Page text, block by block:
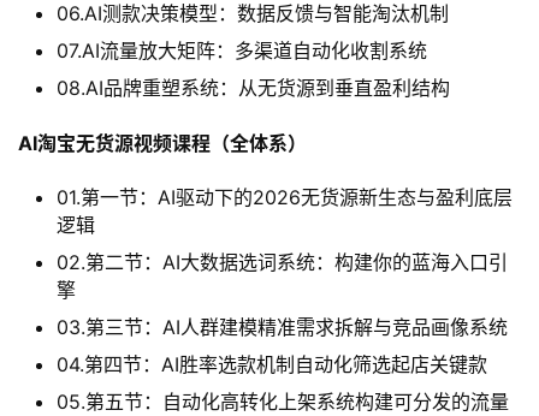
06.AI测款决策模型：数据反馈与智能淘汰机制
07.AI流量放大矩阵：多渠道自动化收割系统
08.AI品牌重塑系统：从无货源到垂直盈利结构
AI淘宝无货源视频课程（全体系）
01.第一节：AI驱动下的2026无货源新生态与盈利底层
逻辑
02.第二节：AI大数据选词系统：构建你的蓝海入口引
擎
03.第三节：AI人群建模精准需求拆解与竞品画像系统
04.第四节：AI胜率选款机制自动化筛选起店关键款
05.第五节：自动化高转化上架系统构建可分发的流量